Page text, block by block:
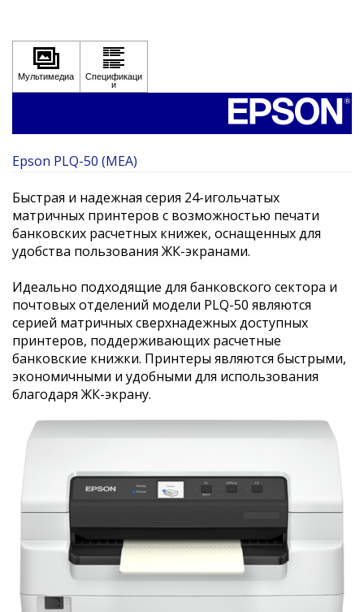
Epson PLQ-50 (MEA)
Быстрая и надежная серия 24-игольчатых
матричных принтеров с возможностью печати
банковских расчетных книжек, оснащенных для
удобства пользования ЖК-экранами.
Идеально подходящие для банковского сектора и
почтовых отделений модели PLQ-50 являются
серией матричных сверхнадежных доступных
принтеров, поддерживающих расчетные
банковские книжки. Принтеры являются быстрыми,
экономичными и удобными для использования
благодаря ЖК-экрану.